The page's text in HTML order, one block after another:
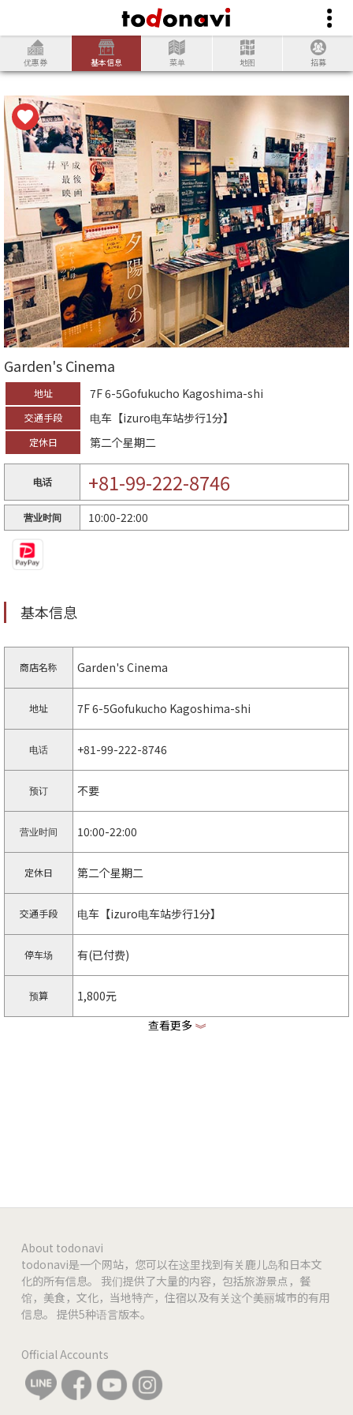
优惠券 基本信息 菜单 地图 招募
Garden's Cinema
地址 7F 6-5Gofukucho Kagoshima-shi
交通手段 电车【izuro电车站步行1分】
定休日 第二个星期二
电话 +81-99-222-8746
营业时间 10:00-22:00
基本信息
商店名称 Garden's Cinema
地址 7F 6-5Gofukucho Kagoshima-shi
电话 +81-99-222-8746
预订 不要
营业时间 10:00-22:00
定休日 第二个星期二
交通手段 电车【izuro电车站步行1分】
停车场 有(已付费)
预算 1,800元
查看更多《
About todonavi
todonavi是一个网站，您可以在这里找到有关鹿儿岛和日本文
化的所有信息。 我们提供了大量的内容，包括旅游景点，餐
馆，美食，文化，当地特产，住宿以及有关这个美丽城市的有用
信息。 提供5种语言版本。
Official Accounts